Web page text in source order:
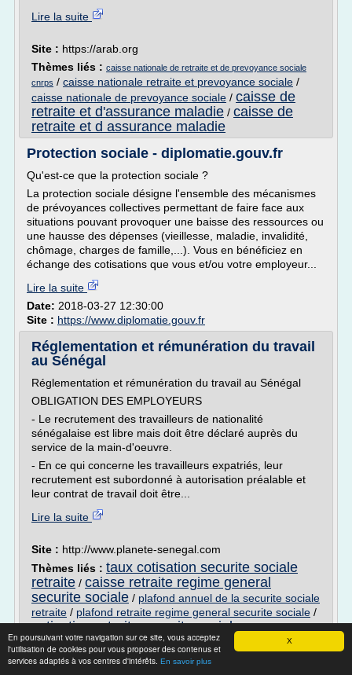
X
En poursuivant votre navigation sur ce site, vous acceptez
l'utilisation de cookies pour vous proposer des contenus et
services adaptés à vos centres d'intérêts. En savoir plus
Lire la suite
Site : https://arab.org
Thèmes liés : caisse nationale de retraite et de prevoyance sociale
cnrps / caisse nationale retraite et prevoyance sociale /
caisse nationale de prevoyance sociale / caisse de
retraite et d'assurance maladie / caisse de
retraite et d assurance maladie
Protection sociale - diplomatie.gouv.fr
Qu'est-ce que la protection sociale ?
La protection sociale désigne l'ensemble des mécanismes
de prévoyances collectives permettant de faire face aux
situations pouvant provoquer une baisse des ressources ou
une hausse des dépenses (vieillesse, maladie, invalidité,
chômage, charges de famille,...). Vous en bénéficiez en
échange des cotisations que vous et/ou votre employeur...
Lire la suite
Date: 2018-03-27 12:30:00
Site : https://www.diplomatie.gouv.fr
Réglementation et rémunération du travail
au Sénégal
Réglementation et rémunération du travail au Sénégal
OBLIGATION DES EMPLOYEURS
- Le recrutement des travailleurs de nationalité
sénégalaise est libre mais doit être déclaré auprès du
service de la main-d'oeuvre.
- En ce qui concerne les travailleurs expatriés, leur
recrutement est subordonné à autorisation préalable et
leur contrat de travail doit être...
Lire la suite
Site : http://www.planete-senegal.com
Thèmes liés : taux cotisation securite sociale
retraite / caisse retraite regime general
securite sociale / plafond annuel de la securite sociale
retraite / plafond retraite regime general securite sociale /
cotisation retraite securite sociale
Mentions légales | Humanis